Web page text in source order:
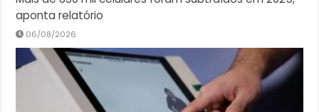
aponta relatório
06/08/2026